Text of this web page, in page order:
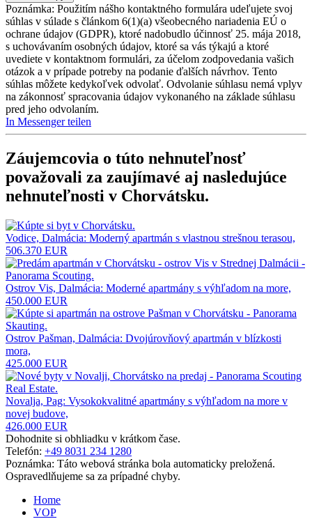
Poznámka: Použitím nášho kontaktného formulára udeľujete svoj
súhlas v súlade s článkom 6(1)(a) všeobecného nariadenia EÚ o
ochrane údajov (GDPR), ktoré nadobudlo účinnosť 25. mája 2018,
s uchovávaním osobných údajov, ktoré sa vás týkajú a ktoré
uvediete v kontaktnom formulári, za účelom zodpovedania vašich
otázok a v prípade potreby na podanie ďalších návrhov. Tento
súhlas môžete kedykoľvek odvolať. Odvolanie súhlasu nemá vplyv
na zákonnosť spracovania údajov vykonaného na základe súhlasu
pred jeho odvolaním.
In Messenger teilen
Záujemcovia o túto nehnuteľnosť
považovali za zaujímavé aj nasledujúce
nehnuteľnosti v Chorvátsku.
Vodice, Dalmácia: Moderný apartmán s vlastnou strešnou terasou,
506.370 EUR
Ostrov Vis, Dalmácia: Moderné apartmány s výhľadom na more,
450.000 EUR
Ostrov Pašman, Dalmácia: Dvojúrovňový apartmán v blízkosti
mora,
425.000 EUR
Novalja, Pag: Vysokokvalitné apartmány s výhľadom na more v
novej budove,
426.000 EUR
Dohodnite si obhliadku v krátkom čase.
Telefón: +49 8031 234 1280
Poznámka: Táto webová stránka bola automaticky preložená.
Ospravedlňujeme sa za prípadné chyby.
Home
VOP